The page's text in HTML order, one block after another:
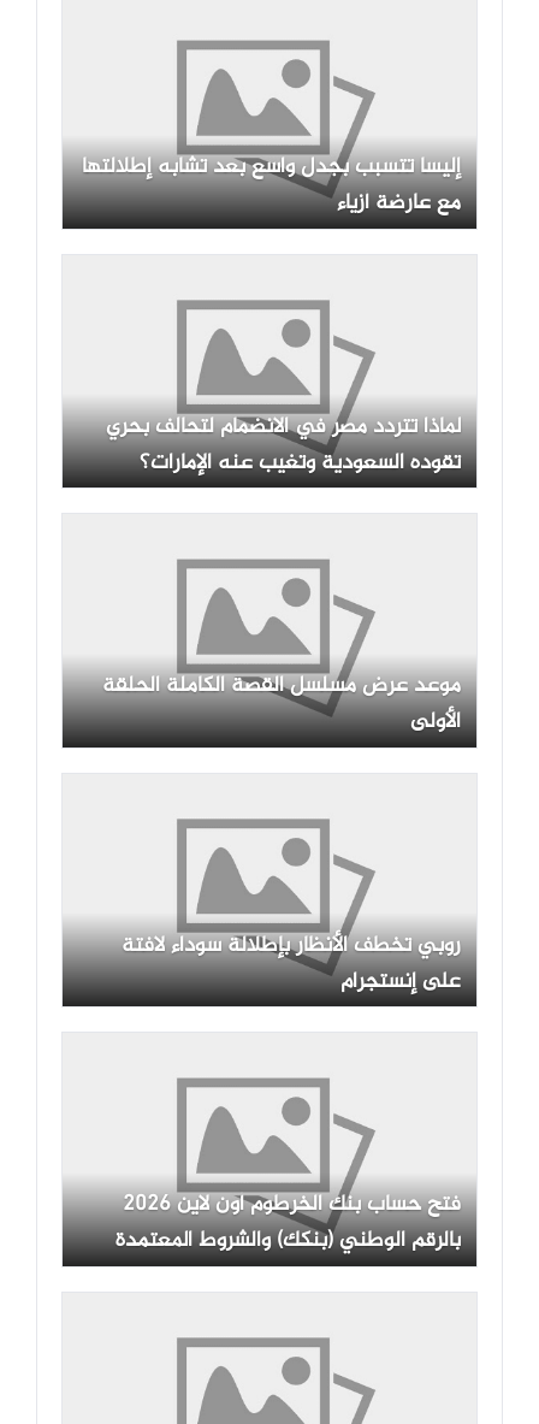
إليسا تتسبب بجدل واسع بعد تشابه إطلالتها
مع عارضة أزياء
لماذا تتردد مصر في الانضمام لتحالف بحري
تقوده السعودية وتغيب عنه الإمارات؟
موعد عرض مسلسل القصة الكاملة الحلقة
الأولى
روبي تخطف الأنظار بإطلالة سوداء لافتة
على إنستجرام
فتح حساب بنك الخرطوم أون لاين 2026
بالرقم الوطني (بنكك) والشروط المعتمدة